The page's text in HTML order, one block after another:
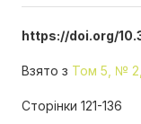
https://doi.org/
Взято з Том 5, №
Сторінки 121-136